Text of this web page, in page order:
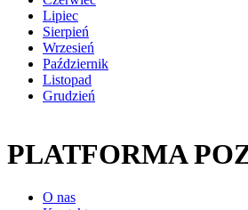
Lipiec
Sierpień
Wrzesień
Październik
Listopad
Grudzień
PLATFORMA
O nas